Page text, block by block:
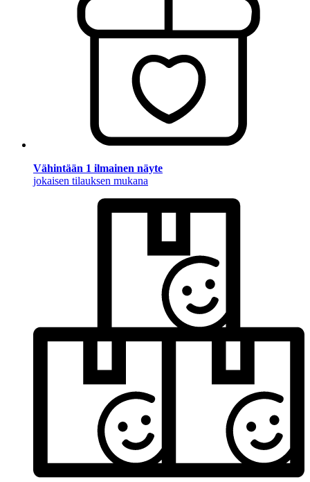
Vähintään 1 ilmainen näyte
jokaisen tilauksen mukana